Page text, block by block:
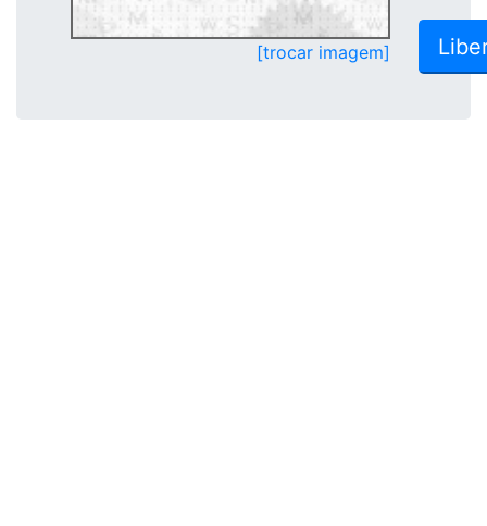
[trocar imagem]